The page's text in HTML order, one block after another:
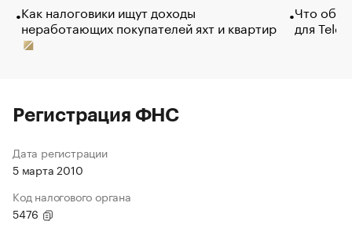
Как налоговики ищут доходы
неработающих покупателей яхт и квартир
Что
для
Регистрация ФНС
Дата регистрации
5 марта 2010
Код налогового органа
5476